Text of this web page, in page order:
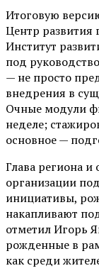
Итоговую
Центр развития
Институт
под
— не просто
внедрения в
Очные модули
неделе;
основное —
Глава региона и
организации
инициативы,
накапливают
отметил Игорь
рожденные в
как среди